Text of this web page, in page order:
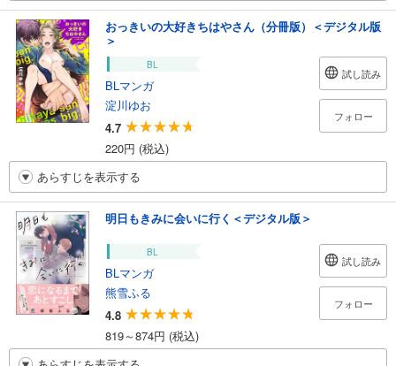
おっきいの大好きちはやさん（分冊版）＜デジタル版
＞
BL
BLマンガ
淀川ゆお
4.7
220円 (税込)
試し読み
フォロー
あらすじを表示する
明日もきみに会いに行く＜デジタル版＞
BL
BLマンガ
熊雪ふる
4.8
819～874円 (税込)
試し読み
フォロー